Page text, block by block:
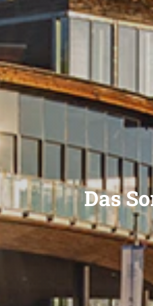
Das